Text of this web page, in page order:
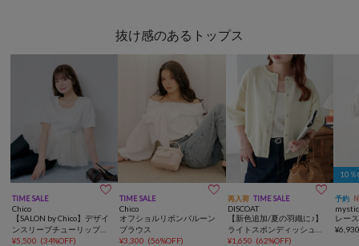
抜け感のあるトップス
TIME SALE 
Chico
【SALON by Chico】デザイ
ンスリーブチューリップバ
ルーントップス
¥5,500 (34%OFF)
TIME SALE 
Chico
オフショルリボンバルーン
ブラウス
¥3,300 (56%OFF)
再入荷 TIME SALE 
DISCOAT
【新色追加/夏の羽織に♪】
ライトスポンディッシュ半
袖カーディガン《WEB限
¥1,650 (62%OFF)
10％
予約
mystic
レー
¥